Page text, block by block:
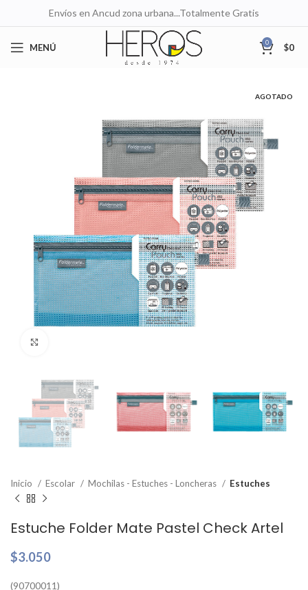
Envíos en Ancud zona urbana...Totalmente Gratis
MENÚ 0 $0
AGOTADO
Inicio Escolar Mochilas - Estuches - Loncheras Estuches
Estuche Folder Mate Pastel Check Artel
$3.050
(90700011)